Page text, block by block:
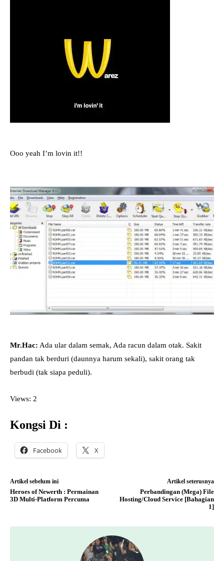
Ooo yeah I’m lovin it!!
Mr.Hac: Ada ular dalam semak, Ada racun dalam otak. Sakit
pandan tak berduri (daunnya harum sekali), sakit orang tak
berbudi (tak siapa peduli).
Views: 2
Kongsi Di :
Facebook X
Artikel sebelum ini
Heroes of Newerth : Permainan
3D Multi-Platform Percuma
Artikel seterusnya
Perbandingan (Mega) File
Hosting/Cloud Service [Bahagian
1]